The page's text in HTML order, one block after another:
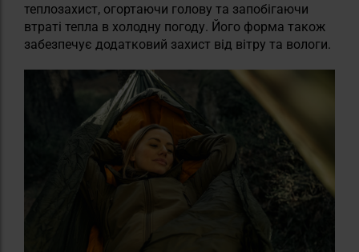
теплозахист, огортаючи голову та запобігаючи
втраті тепла в холодну погоду. Його форма також
забезпечує додатковий захист від вітру та вологи.